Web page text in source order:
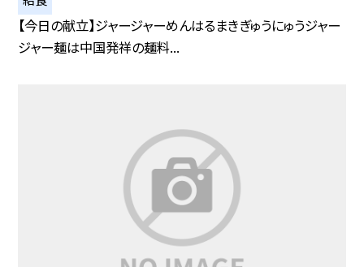
【今日の献立】ジャージャーめんはるまきぎゅうにゅうジャー
ジャー麺は中国発祥の麺料...